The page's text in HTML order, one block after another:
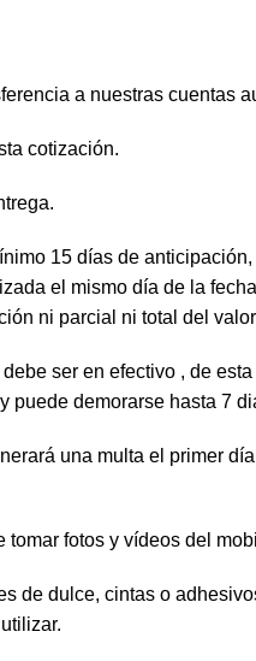
a nuestras cuentas
cotización.
15 días de
el mismo día de la
ni parcial ni total del
ser en efectivo , de
puede demorarse hasta 7
una multa el primer
fotos y vídeos del
de dulce, cintas o